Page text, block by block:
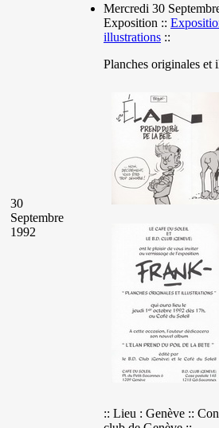
30
Septembre
1992
Mercredi 30
Exposition ::
illustrations ::
Planches originales et
:: Lieu : Genève ::